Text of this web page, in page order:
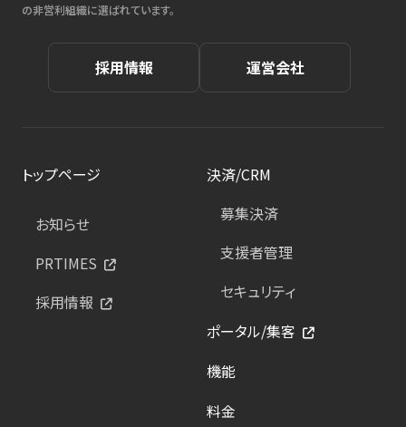
の非営利組織に選ばれています。
採用情報 運営会社
トップページ
お知らせ
PRTIMES
採用情報
決済/CRM
募集決済
支援者管理
セキュリティ
ポータル/集客
機能
料金